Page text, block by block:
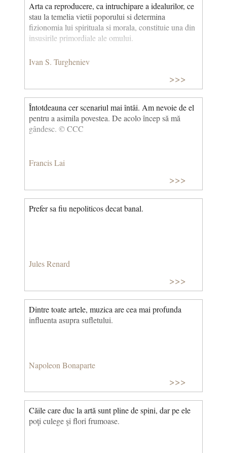
Arta ca reproducere, ca intruchipare a idealurilor, ce
stau la temelia vietii poporului si determina
fizionomia lui spirituala si morala, constituie una din
insusirile primordiale ale omului.
Ivan S. Turgheniev
>>>
Întotdeauna cer scenariul mai întâi. Am nevoie de el
pentru a asimila povestea. De acolo încep să mă
gândesc. © CCC
Francis Lai
>>>
Prefer sa fiu nepoliticos decat banal.
Jules Renard
>>>
Dintre toate artele, muzica are cea mai profunda
influenta asupra sufletului.
Napoleon Bonaparte
>>>
Căile care duc la artă sunt pline de spini, dar pe ele
poţi culege şi flori frumoase.